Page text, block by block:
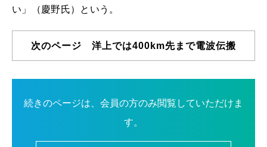
い」（慶野氏）という。
次のページ 洋上では400km先まで電波伝搬
続きのページは、会員の方のみ閲覧していただけま
す。